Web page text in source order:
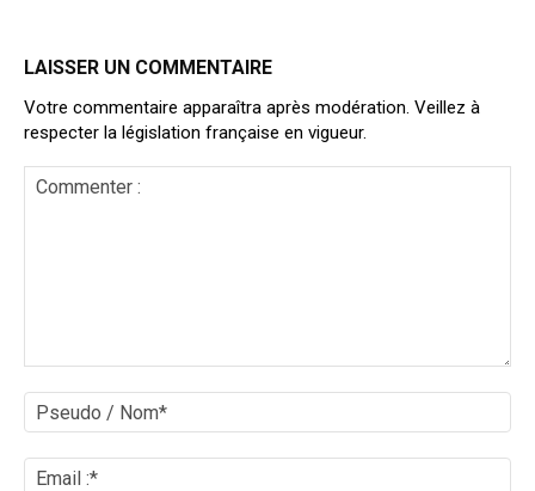
LAISSER UN COMMENTAIRE
Votre commentaire apparaîtra après modération. Veillez à
respecter la législation française en vigueur.
/